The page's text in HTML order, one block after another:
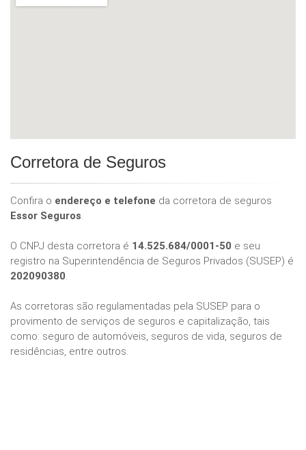
Corretora de Seguros
Confira o endereço e telefone da corretora de seguros
Essor Seguros.
O CNPJ desta corretora é 14.525.684/0001-50 e seu
registro na Superintendência de Seguros Privados (SUSEP) é
202090380.
As corretoras são regulamentadas pela SUSEP para o
provimento de serviços de seguros e capitalização, tais
como: seguro de automóveis, seguros de vida, seguros de
residências, entre outros.